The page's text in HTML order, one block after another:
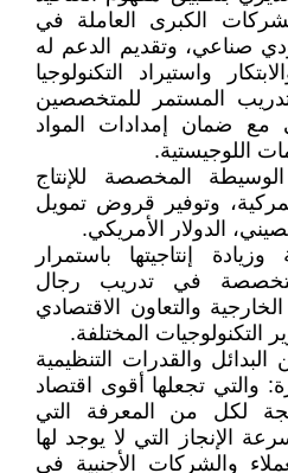
الكبرى العاملة في
صناعي، وتقديم الدعم له
واستيراد التكنولوجيا
المستمر للمتخصصين
مع ضمان إمدادات المواد
اللوجيستية.
المخصصة للإنتاج
وتوفير قروض تمويل
الدولار الأمريكي.
إنتاجيتها باستمرار
في تدريب رجال
والتعاون الاقتصادي
التكنولوجيات المختلفة.
والقدرات التنظيمية
والتي تجعلها أقوى اقتصاد
لكل من المعرفة التي
الإنجاز التي لا يوجد لها
والشركات الأجنبية في